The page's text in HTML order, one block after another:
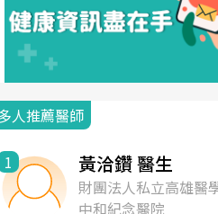
人推薦醫師
1 黃洽鑽 醫生
財團法人私立高雄醫
中和紀念醫院